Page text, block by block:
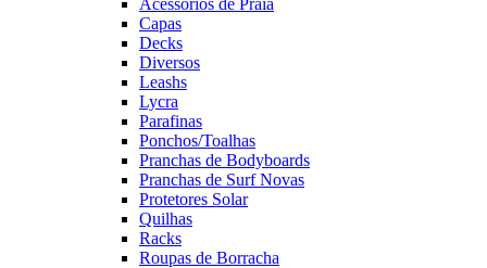
Acessórios de Praia
Capas
Decks
Diversos
Leashs
Lycra
Parafinas
Ponchos/Toalhas
Pranchas de Bodyboards
Pranchas de Surf Novas
Protetores Solar
Quilhas
Racks
Roupas de Borracha